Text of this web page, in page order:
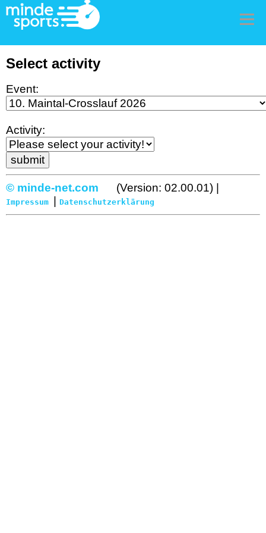
Select activity
Event:
Activity:
© minde-net.com (Version: 02.00.01) |
Impressum | Datenschutzerklärung